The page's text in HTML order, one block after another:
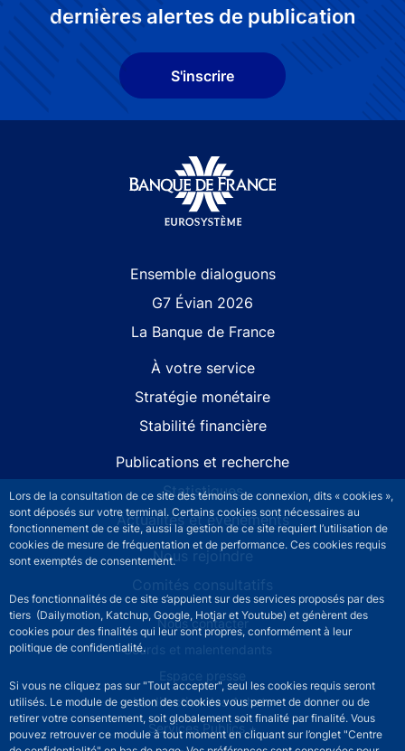
Lors de la consultation de ce site des témoins de connexion, dits « cookies »,
sont déposés sur votre terminal. Certains cookies sont nécessaires au
fonctionnement de ce site, aussi la gestion de ce site requiert l’utilisation de
cookies de mesure de fréquentation et de performance. Ces cookies requis
sont exemptés de consentement.
Des fonctionnalités de ce site s’appuient sur des services proposés par des
tiers (Dailymotion, Katchup, Google, Hotjar et Youtube) et génèrent des
cookies pour des finalités qui leur sont propres, conformément à leur
politique de confidentialité.
Si vous ne cliquez pas sur "Tout accepter", seul les cookies requis seront
utilisés. Le module de gestion des cookies vous permet de donner ou de
retirer votre consentement, soit globalement soit finalité par finalité. Vous
pouvez retrouver ce module à tout moment en cliquant sur l’onglet "Centre
dernières alertes de publication
S'inscrire
Ensemble dialoguons
G7 Évian 2026
La Banque de France
À votre service
Stratégie monétaire
Stabilité financière
Publications et recherche
Statistiques
Actualités et événements
Nous rejoindre
Comités consultatifs
Footer secondary menuNous contacter
Sourds et malentendants
Espace presse
La direction des Achats
Services Publics +